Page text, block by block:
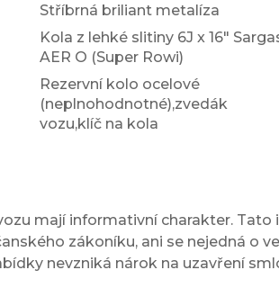
Stříbrná briliant metalíza
Kola z lehké slitiny 6J x 16"
AER O (Super Rowi)
Rezervní kolo ocelové
(neplnohodnotné),zvedák
vozu,klíč na kola
mají informativní charakter.
zákoníku, ani se nejedná o
nevzniká nárok na uzavření